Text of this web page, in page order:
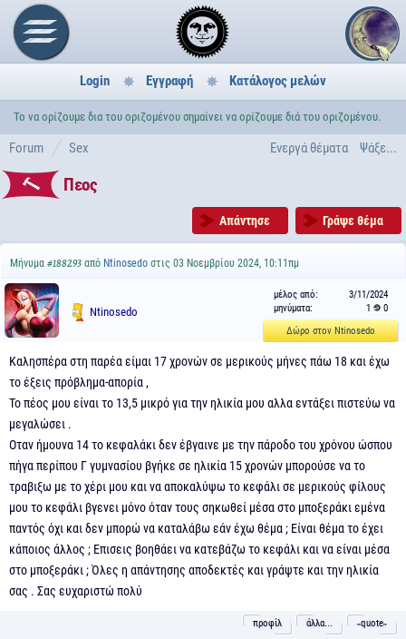
Login Εγγραφή Κατάλογος μελών
Το να ορίζουμε δια του οριζομένου σημαίνει να ορίζουμε διά του οριζομένου.
Ενεργά θέματα Ψάξε...
Forum Sex
Πεος
Απάντησε Γράψε θέμα
Μήνυμα #188293 από Ntinosedo στις 03 Νοεμβρίου 2024, 10:11πμ
Ntinosedo
μέλος από:
3/11/2024
μηνύματα:
1
0
Δώρο στον Ntinosedo
Καλησπέρα στη παρέα είμαι 17 χρονών σε μερικούς μήνες πάω 18 και έχω
το έξεις πρόβλημα-απορία ,
Το πέος μου είναι το 13,5 μικρό για την ηλικία μου αλλα εντάξει πιστεύω να
μεγαλώσει .
Οταν ήμουνα 14 το κεφαλάκι δεν έβγαινε με την πάροδο του χρόνου ώσπου
πήγα περίπου Γ γυμνασίου βγήκε σε ηλικία 15 χρονών μπορούσε να το
τραβιξω με το χέρι μου και να αποκαλύψω το κεφάλι σε μερικούς φίλους
μου το κεφάλι βγενει μόνο όταν τους σηκωθεί μέσα στο μποξεράκι εμένα
παντός όχι και δεν μπορώ να καταλάβω εάν έχω θέμα ; Είναι θέμα το έχει
κάποιος άλλος ; Επισεις βοηθάει να κατεβάζω το κεφάλι και να είναι μέσα
στο μποξεράκι ; Όλες η απάντησης αποδεκτές και γράψτε και την ηλικία
σας . Σας ευχαριστώ πολύ
προφίλ άλλα... ˵quote˶